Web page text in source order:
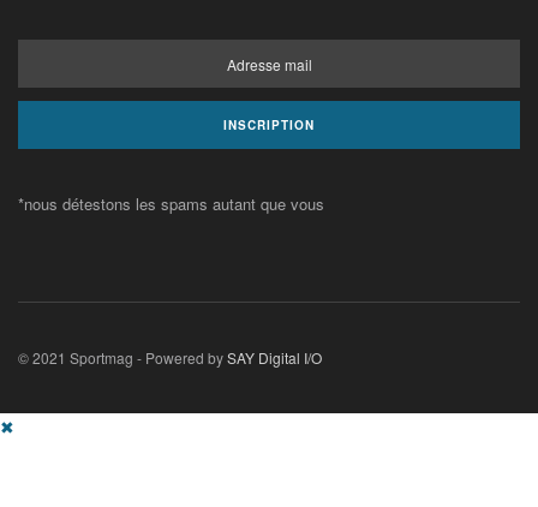
*nous détestons les spams autant que vous
© 2021 Sportmag - Powered bySAY Digital I/O
✖